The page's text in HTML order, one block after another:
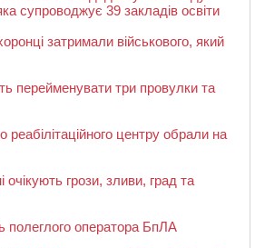
супроводжує 39 закладів освіти
затримали військового, який
перейменувати три провулки та
реабілітаційного центру обрали на
очікують грози, зливи, град та
полеглого оператора БпЛА